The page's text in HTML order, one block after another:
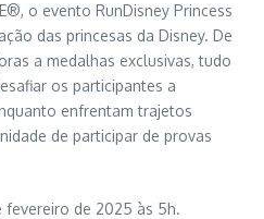
o evento RunDisney Princess
das princesas da Disney. De
a medalhas exclusivas, tudo
os participantes a
enfrentam trajetos
de participar de provas
fevereiro de 2025 às 5h.